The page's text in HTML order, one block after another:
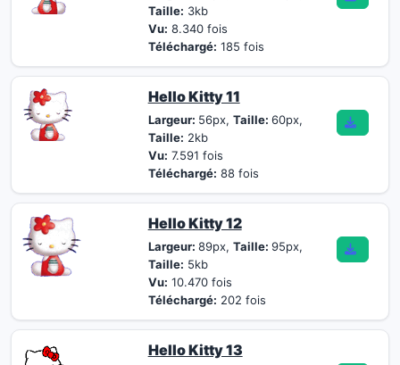
Taille: 3kb
Vu: 8.340 fois
Téléchargé: 185 fois
Hello Kitty 11
Largeur: 56px, Taille: 60px,
Taille: 2kb
Vu: 7.591 fois
Téléchargé: 88 fois
Hello Kitty 12
Largeur: 89px, Taille: 95px,
Taille: 5kb
Vu: 10.470 fois
Téléchargé: 202 fois
Hello Kitty 13